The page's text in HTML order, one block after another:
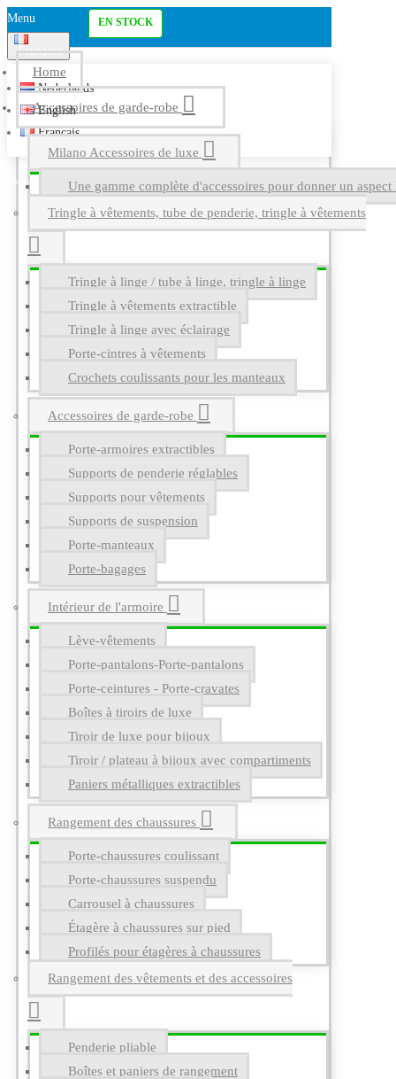
Menu
Français
Nederlands
English
Français
Home
Accessoires de garde-robe
Milano Accessoires de luxe
Une gamme complète d'accessoires pour donner un
Tringle à vêtements, tube de penderie, tringle à vêtements
Tringle à linge / tube à linge, tringle à linge
Tringle à vêtements extractible
Tringle à linge avec éclairage
Porte-cintres à vêtements
Crochets coulissants pour les manteaux
Accessoires de garde-robe
Porte-armoires extractibles
Supports de penderie réglables
Supports pour vêtements
Supports de suspension
Porte-manteaux
Porte-bagages
Intérieur de l'armoire
Lève-vêtements
Porte-pantalons-Porte-pantalons
Porte-ceintures - Porte-cravates
Boîtes à tiroirs de luxe
Tiroir de luxe pour bijoux
Tiroir / plateau à bijoux avec compartiments
Paniers métalliques extractibles
Rangement des chaussures
Porte-chaussures coulissant
Porte-chaussures suspendu
Carrousel à chaussures
Étagère à chaussures sur pied
Profilés pour étagères à chaussures
Rangement des vêtements et des accessoires
Penderie pliable
Boîtes et paniers de rangement
EN STOCK